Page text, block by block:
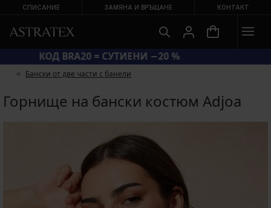
СПИСАНИЕ ЗАМЯНА И ВРЪЩАНЕ КОНТАКТ
КОД BRA20 = СУТИЕНИ −20 %
Бански от две части с банели
Горнище на бански костюм Adjoa